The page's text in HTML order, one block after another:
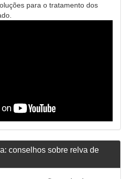
para o tratamento dos
conselhos sobre relva de